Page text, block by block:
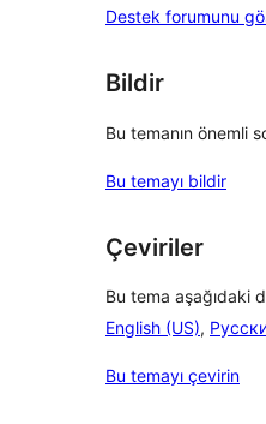
Destek forumunu
Bildir
Bu temanın önemli
Bu temayı bildir
Çeviriler
Bu tema aşağıdaki
English (US),
Bu temayı çevirin